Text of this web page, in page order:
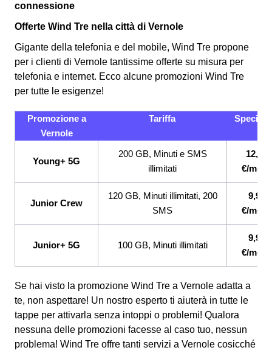
connessione
Offerte Wind Tre nella città di Vernole
Gigante della telefonia e del mobile, Wind Tre propone
per i clienti di Vernole tantissime offerte su misura per
telefonia e internet. Ecco alcune promozioni Wind Tre
per tutte le esigenze!
Promozione a
Vernole
Tariffa
Young+ 5G
200 GB, Minuti e SMS
illimitati
12,99
€/mese
Junior Crew
120 GB, Minuti illimitati, 200
SMS
9,99
€/mese
Junior+ 5G 100 GB, Minuti illimitati
9,99
€/mese
Se hai visto la promozione Wind Tre a Vernole adatta a
te, non aspettare! Un nostro esperto ti aiuterà in tutte le
tappe per attivarla senza intoppi o problemi! Qualora
nessuna delle promozioni facesse al caso tuo, nessun
problema! Wind Tre offre tanti servizi a Vernole cosicché